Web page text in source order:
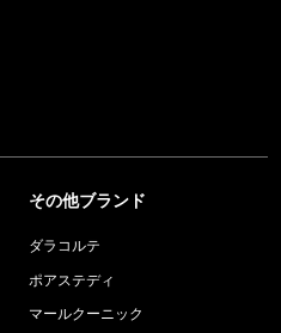
その他ブランド
ダラコルテ
ポアステディ
マールクーニック